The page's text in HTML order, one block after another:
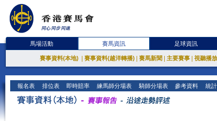
馬場活動 賽馬資訊 足球資訊
賽事資料(本地) 賽事資料(越洋轉播) 賽馬新聞 主要賽事 視聽播
報名表 排位表 即時賠率 練馬師分場表 騎師分場表 參考資料 統